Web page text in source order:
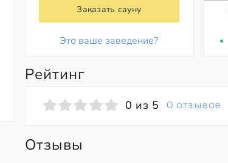
Заказать сауну
Это ваше заведение?
Рейтинг
0 из 5 0 отзывов
Отзывы